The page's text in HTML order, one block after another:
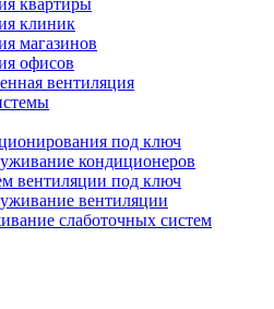
квартиры
клиник
магазинов
офисов
вентиляция
под ключ
кондиционеров
вентиляции под ключ
вентиляции
слаботочных систем